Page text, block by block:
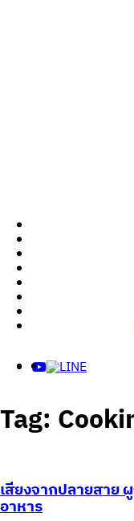
Tag:
เสียงจากปลายสาย
อาหาร